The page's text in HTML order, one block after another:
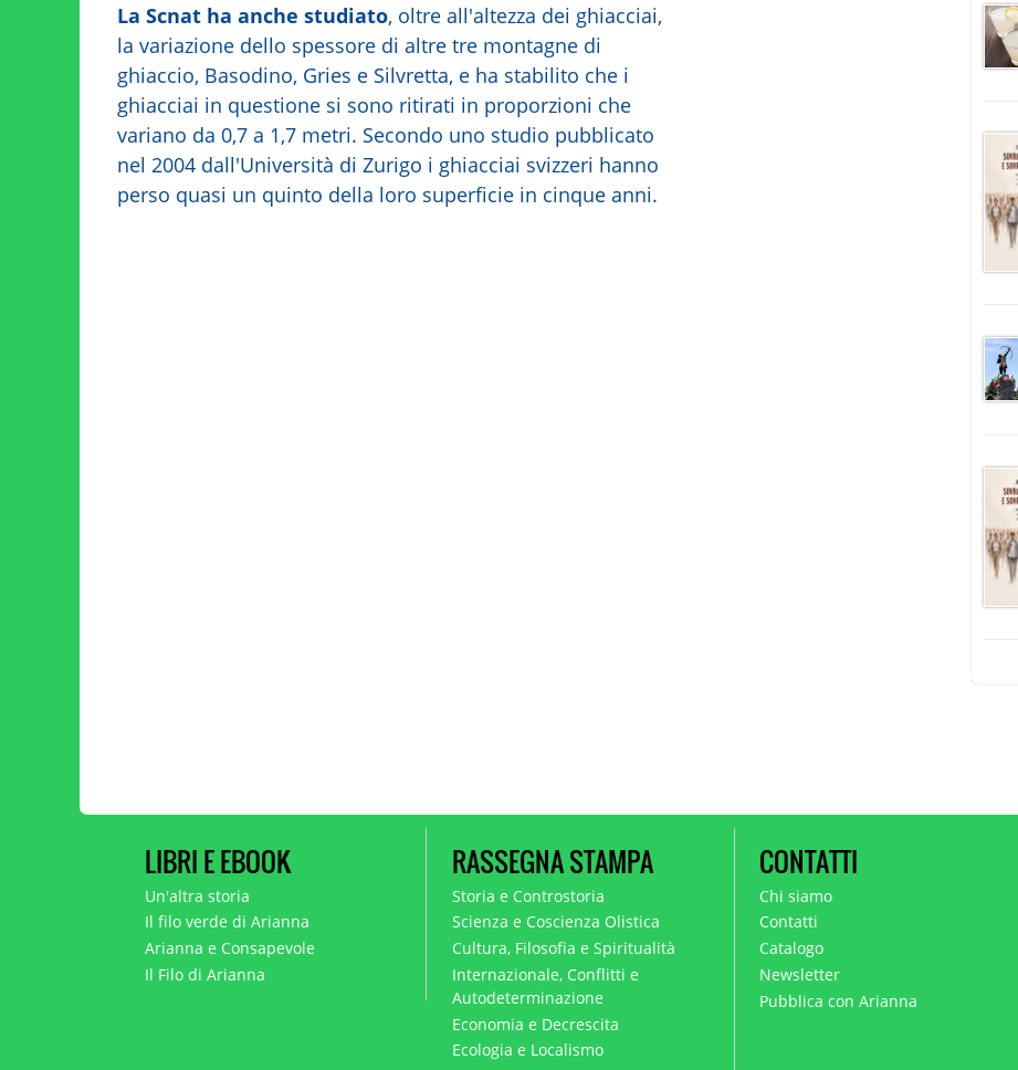
La Scnat ha anche studiato, oltre all'altezza dei ghiacciai,
la variazione dello spessore di altre tre montagne di
ghiaccio, Basodino, Gries e Silvretta, e ha stabilito che i
ghiacciai in questione si sono ritirati in proporzioni che
variano da 0,7 a 1,7 metri. Secondo uno studio pubblicato
nel 2004 dall'Università di Zurigo i ghiacciai svizzeri hanno
perso quasi un quinto della loro superficie in cinque anni.
LIBRI E EBOOK
Un'altra storia
Il filo verde di Arianna
Arianna e Consapevole
Il Filo di Arianna
RASSEGNA STAMPA
Storia e Controstoria
Scienza e Coscienza Olistica
Cultura, Filosofia e Spiritualità
Internazionale, Conflitti e
Autodeterminazione
Economia e Decrescita
Ecologia e Localismo
CONTATTI
Chi siamo
Contatti
Catalogo
Newsletter
Pubblica con Arianna